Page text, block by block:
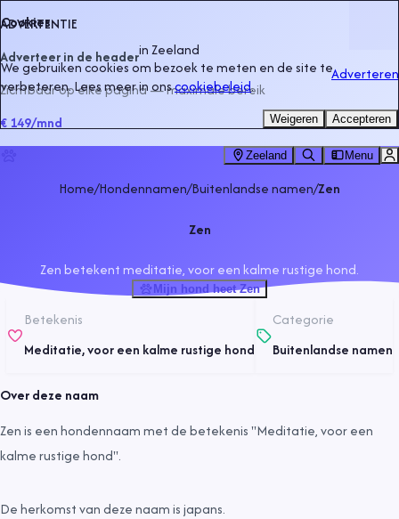
ADVERTENTIE
Adverteer in de headerinZeeland
Zichtbaar op elke pagina — maximale bereik
€ 149/mnd
Adverteren
Zeeland Menu
Home/Hondennamen/Buitenlandse namen/Zen
Zen
Zen betekent meditatie, voor een kalme rustige hond.
Mijn hond heet Zen
Betekenis
Meditatie, voor een kalme rustige hond
Categorie
Buitenlandse namen
Over deze naam
Zen is een hondennaam met de betekenis "Meditatie, voor een
kalme rustige hond".
De herkomst van deze naam isjapans.
Cookies
We gebruiken cookies om bezoek te meten en de site te
verbeteren. Lees meer in onscookiebeleid.
Weigeren Accepteren